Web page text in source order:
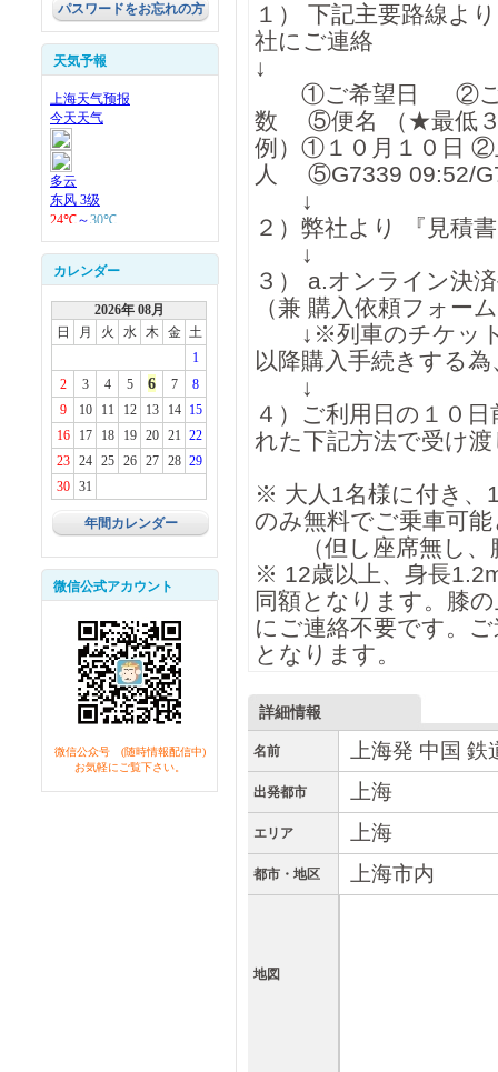
パスワードをお忘れの方
天気予報
カレンダー
2026年 08月
日
月 火 水 木 金 土
1
2
3 4 5 6 7
8
9
10 11 12 13 14
15
16
17 18 19 20 21 22
23
24 25 26 27 28 29
30
31
年間カレンダー
微信公式アカウント
微信公众号 (随時情報配信中)
お気軽にご覧下さい。
１） 下記主要路線よ
社にご連絡
↓
①ご希望日 ②ご希
数 ⑤便名 （★最低３
例）①１０月１
人 ⑤G7339 09:52/
↓
２）弊社より 『見積
↓
３） a.オンライン決
（兼 購入依頼フォー
↓※列車のチケット
以降購入手続きする
↓
４）ご利用日の１０
れた下記方法で受け渡
※ 大人1名様に付き、
のみ無料でご乗車可
（但し座席無し、
※ 12歳以上、身長
同額となります。膝
にご連絡不要です。
となります。
詳細情報
名前 上海発 中国
出発都市 上海
エリア 上海
都市・地区 上海市内
地図